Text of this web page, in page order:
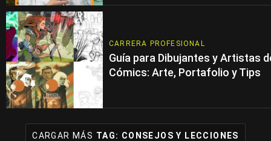
CARRERA PROFESIONAL
Guía para Dibujantes y Artistas
Cómics: Arte, Portafolio y Tips
CARGAR MÁS TAG: CONSEJOS Y LECCIONES